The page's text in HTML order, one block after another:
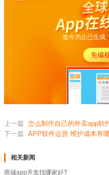
迄今为止已生成
上一篇 怎么制作自己的外卖app软
下一篇 APP软件运营 维护成本有
相关新闻
商城app开发找哪家好?